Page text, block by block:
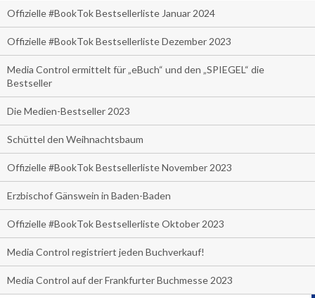
Offizielle #BookTok Bestsellerliste Januar 2024
Offizielle #BookTok Bestsellerliste Dezember 2023
Media Control ermittelt für „eBuch“ und den „SPIEGEL“ die
Bestseller
Die Medien-Bestseller 2023
Schüttel den Weihnachtsbaum
Offizielle #BookTok Bestsellerliste November 2023
Erzbischof Gänswein in Baden-Baden
Offizielle #BookTok Bestsellerliste Oktober 2023
Media Control registriert jeden Buchverkauf!
Media Control auf der Frankfurter Buchmesse 2023